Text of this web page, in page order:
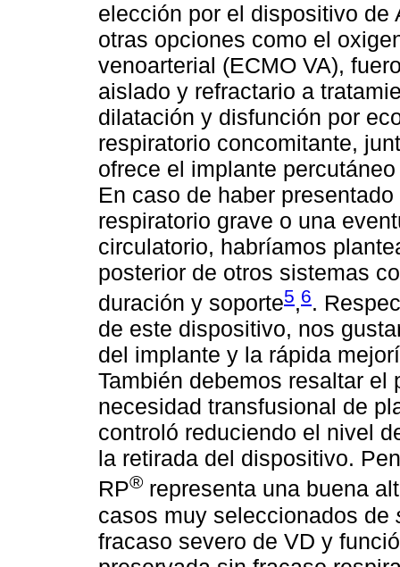
elección por el dispositivo de
otras opciones como el
venoarterial (ECMO VA),
aislado y refractario a
dilatación y disfunción por
respiratorio concomitante,
ofrece el implante
En caso de haber
respiratorio grave o una
circulatorio, habríamos
posterior de otros sistemas
duración y soporte5,6.
de este dispositivo, nos
del implante y la rápida
También debemos resaltar
necesidad transfusional de
controló reduciendo el nivel
la retirada del dispositivo.
RP® representa una buena
casos muy seleccionados de
fracaso severo de VD y